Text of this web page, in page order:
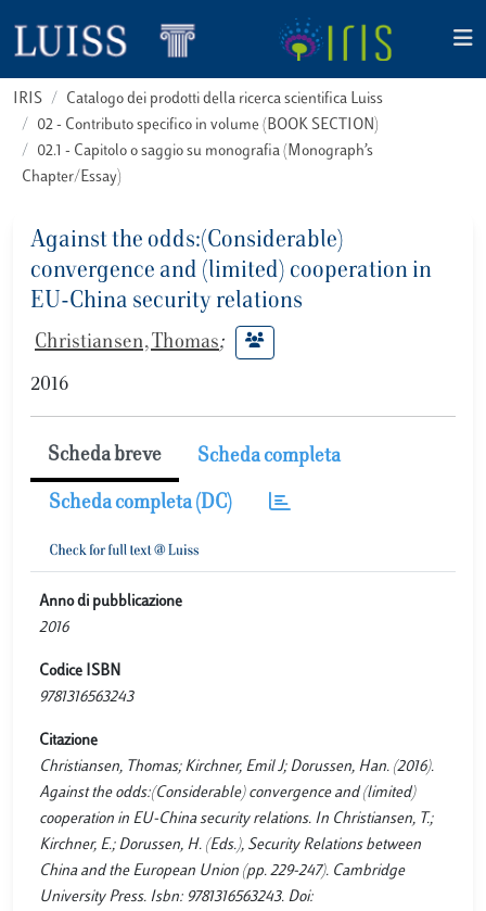
IRIS
Catalogo dei prodotti della ricerca scientifica Luiss
02 - Contributo specifico in volume (BOOK SECTION)
02.1 - Capitolo o saggio su monografia (Monograph’s
Chapter/Essay)
Against the odds:(Considerable)
convergence and (limited) cooperation in
EU-China security relations
Christiansen, Thomas;
2016
Scheda breve Scheda completa
Scheda completa (DC)
Anno di pubblicazione
2016
Codice ISBN
9781316563243
Citazione
Christiansen, Thomas; Kirchner, Emil J; Dorussen, Han. (2016).
Against the odds:(Considerable) convergence and (limited)
cooperation in EU-China security relations. In Christiansen, T.;
Kirchner, E.; Dorussen, H. (Eds.), Security Relations between
China and the European Union (pp. 229-247). Cambridge
University Press. Isbn: 9781316563243. Doi: